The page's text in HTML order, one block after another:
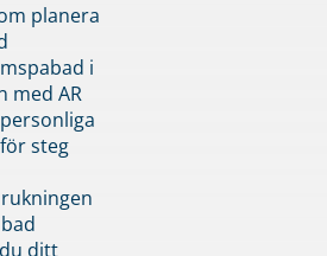
planera
i
med AR
steg
ditt